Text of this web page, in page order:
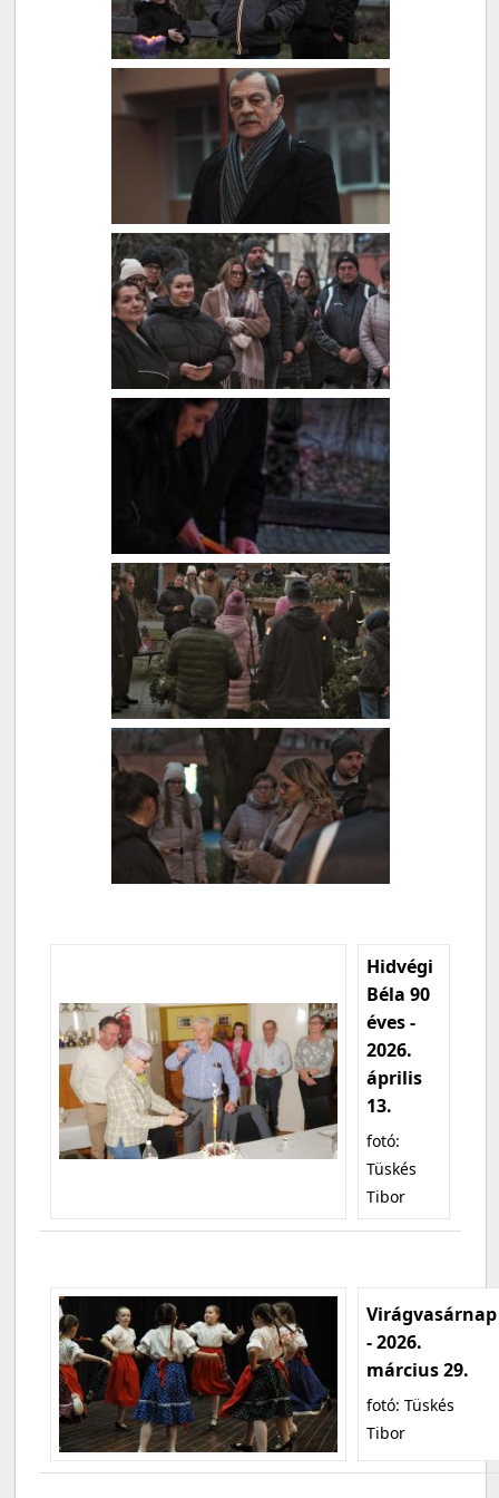
Hidvégi
Béla 90
éves -
2026.
április
13.
fotó:
Tüskés
Tibor
Virágvasárnap
- 2026.
március 29.
fotó: Tüskés
Tibor